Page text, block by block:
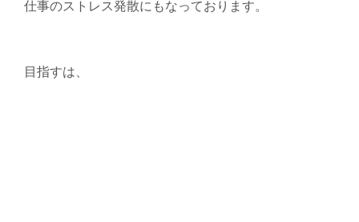
仕事のストレス発散にもなっております。
目指すは、